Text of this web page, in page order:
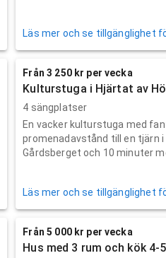
Läs mer och se tillgänglighet
Från 3 250 kr per vecka
Kulturstuga i Hjärtat av
4 sängplatser
En vacker kulturstuga med
promenadavstånd till en tjärn
Gårdsberget och 10 minuter
Läs mer och se tillgänglighet
Från 5 000 kr per vecka
Hus med 3 rum och kök 4-